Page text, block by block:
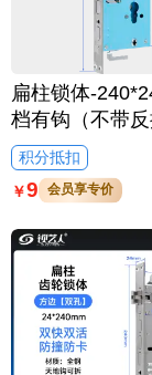
扁柱锁体-
档有钩（不带
双 指纹锁密码
防盗门扁柱机
积分抵扣
￥9 会员享专价